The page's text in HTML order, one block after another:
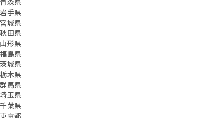
青森県
岩手県
宮城県
秋田県
山形県
福島県
茨城県
栃木県
群馬県
埼玉県
千葉県
東京都